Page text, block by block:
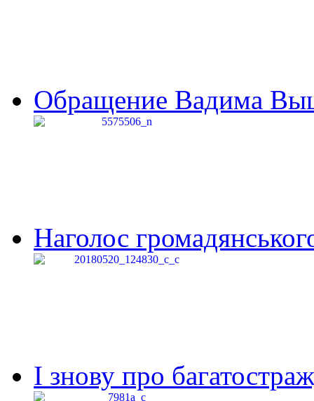
Обращение Вадима
Наголос
І знову про